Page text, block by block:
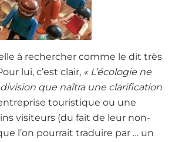
à rechercher comme le dit très
lui, c’est clair, « L’écologie ne
que naîtra une clarification
touristique ou une
visiteurs (du fait de leur non-
l’on pourrait traduire par … un